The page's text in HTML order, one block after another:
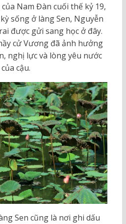
Nam Đàn cuối thế kỷ 19,
sống ở làng Sen, Nguyễn
được gửi sang học ở đây.
cử Vương đã ảnh hưởng
nghị lực và lòng yêu nước
của cậu.
Sen cũng là nơi ghi dấu